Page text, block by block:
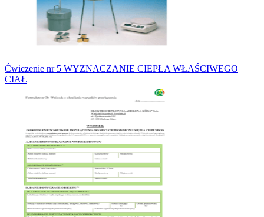
Ćwiczenie nr 5 WYZNACZANIE CIEPŁA WŁAŚCIWEGO
CIAŁ